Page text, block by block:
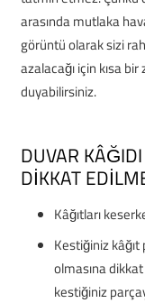
arasında mutlaka
görüntü olarak sizi
azalacağı için kısa
duyabilirsiniz.
DUVAR
DİKKAT
Kâğıtları
Kestiğiniz
olmasına
kestiğiniz